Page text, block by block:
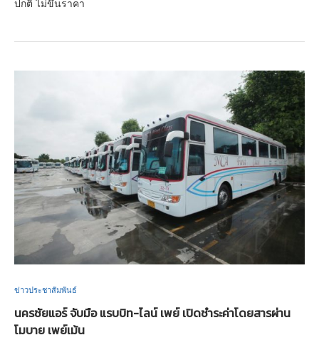
ปกติ ไม่ขึ้นราคา
ข่าวประชาสัมพันธ์
นครชัยแอร์ จับมือ แรบบิท-ไลน์ เพย์ เปิดชำระค่าโดยสารผ่าน
โมบาย เพย์เม้น